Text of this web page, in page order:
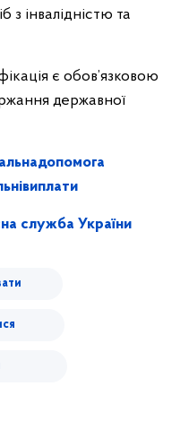
з інвалідністю та
є обов’язковою
державної
служба України